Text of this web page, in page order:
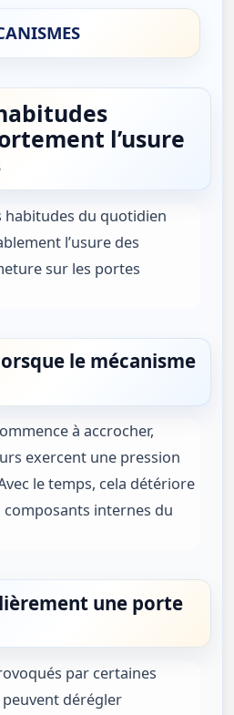
l’usure
habitudes du quotidien
l’usure des
sur les portes
le mécanisme
à accrocher,
exercent une pression
le temps, cela détériore
internes du
une porte
par certaines
dérégler